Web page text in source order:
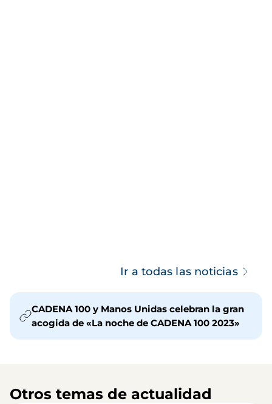
Ir a todas las noticias
CADENA 100 y Manos Unidas celebran la gran
acogida de «La noche de CADENA 100 2023»
Otros temas de actualidad